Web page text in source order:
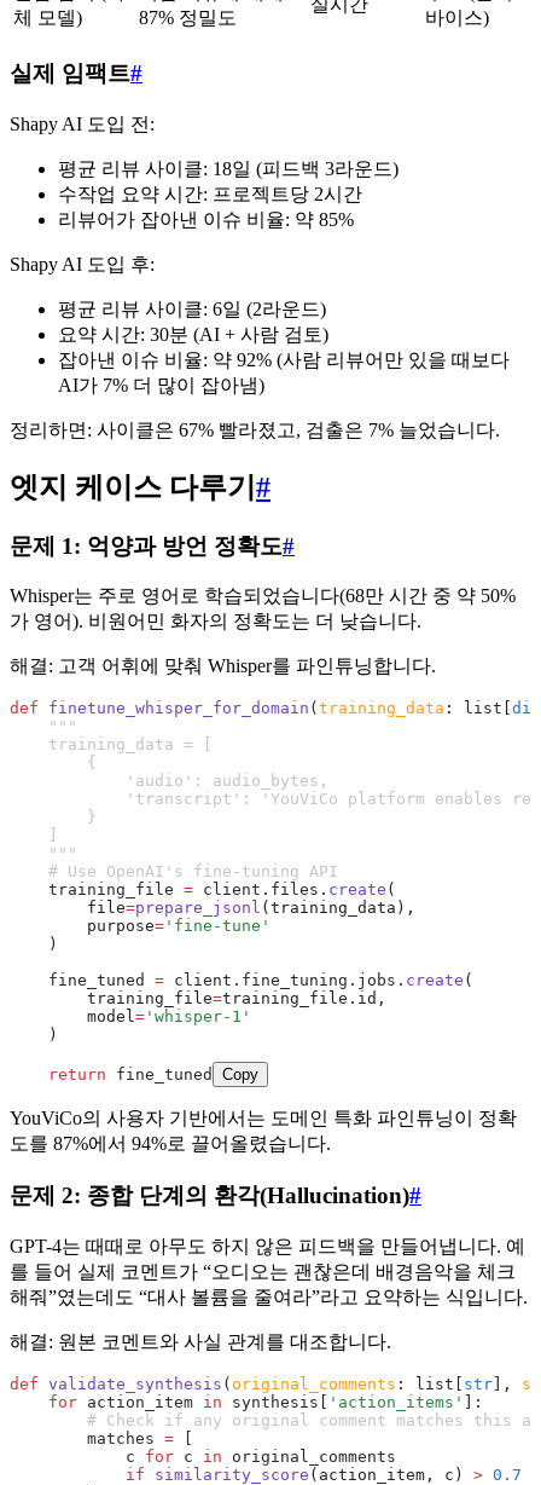
체 모델)
87% 정밀도
실시간
바이스)
실제 임팩트#
Shapy AI 도입 전:
평균 리뷰 사이클: 18일 (피드백 3라운드)
수작업 요약 시간: 프로젝트당 2시간
리뷰어가 잡아낸 이슈 비율: 약 85%
Shapy AI 도입 후:
평균 리뷰 사이클: 6일 (2라운드)
요약 시간: 30분 (AI + 사람 검토)
잡아낸 이슈 비율: 약 92% (사람 리뷰어만 있을 때보다
AI가 7% 더 많이 잡아냄)
정리하면: 사이클은 67% 빨라졌고, 검출은 7% 늘었습니다.
엣지 케이스 다루기 #
문제 1: 억양과 방언 정확도#
Whisper는 주로 영어로 학습되었습니다(68만 시간 중 약 50%
가 영어). 비원어민 화자의 정확도는 더 낮습니다.
해결: 고객 어휘에 맞춰 Whisper를 파인튜닝합니다.
def finetune_whisper_for_domain ( training_data : list
    """
    training_data = [
        {
            'audio': audio_bytes,
'transcript': 'YouViCo platform enables
        }
    """
    # Use OpenAI's fine-tuning API
    training_file
= client . files . create (
        file
=prepare_jsonl (training_data),
        purpose
= 'fine-tune'
    )
    fine_tuned
= client . fine_tuning . jobs . create (
        training_file
=training_file.id,
        model
= 'whisper-1'
    )
    return
fine_tuned Copy
YouViCo의 사용자 기반에서는 도메인 특화 파인튜닝이 정확
도를 87%에서 94%로 끌어올렸습니다.
문제 2: 종합 단계의 환각(Hallucination)#
GPT-4는 때때로 아무도 하지 않은 피드백을 만들어냅니다. 예
를 들어 실제 코멘트가 “오디오는 괜찮은데 배경음악을 체크
해줘”였는데도 “대사 볼륨을 줄여라”라고 요약하는 식입니다.
해결: 원본 코멘트와 사실 관계를 대조합니다.
def validate_synthesis ( original_comments : list str ],
    for
action_item in synthesis 'action_items'
]:
# Check if any original comment matches this
        matches
=
            c
for c in original_comments
            if
similarity_score (action_item, c) > 0.7